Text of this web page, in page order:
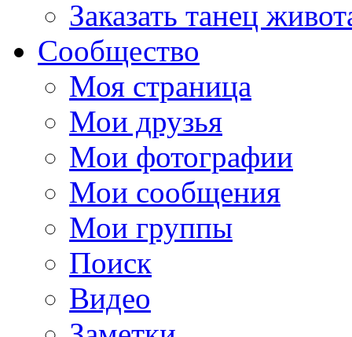
Заказать танец
Сообщество
Моя страница
Мои друзья
Мои фотографии
Мои сообщения
Мои группы
Поиск
Видео